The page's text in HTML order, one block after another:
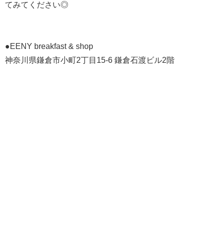
てみてください◎
●EENY breakfast & shop
神奈川県鎌倉市小町2丁目15-6 鎌倉石渡ビル2階